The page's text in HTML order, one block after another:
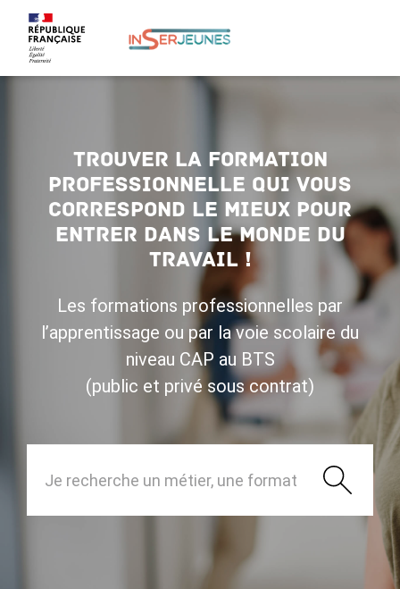
trouver la formation
professionnelle qui vous
correspond le mieux pour
entrer dans le monde du
travail !
Les formations professionnelles par
l’apprentissage ou par la voie scolaire du
niveau CAP au BTS
(public et privé sous contrat)